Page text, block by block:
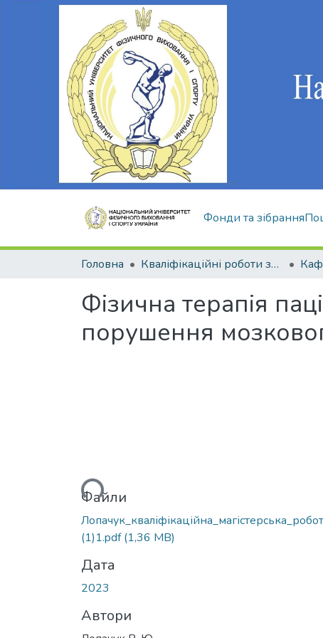
Фонди та зібрання
Головна Кваліфікаційні роботи здобувачів вищої освіти
Фізична терапія
порушення
Вантажиться...
Файли
(1)1.pdf(1,36 MB)
Дата
2023
Автори